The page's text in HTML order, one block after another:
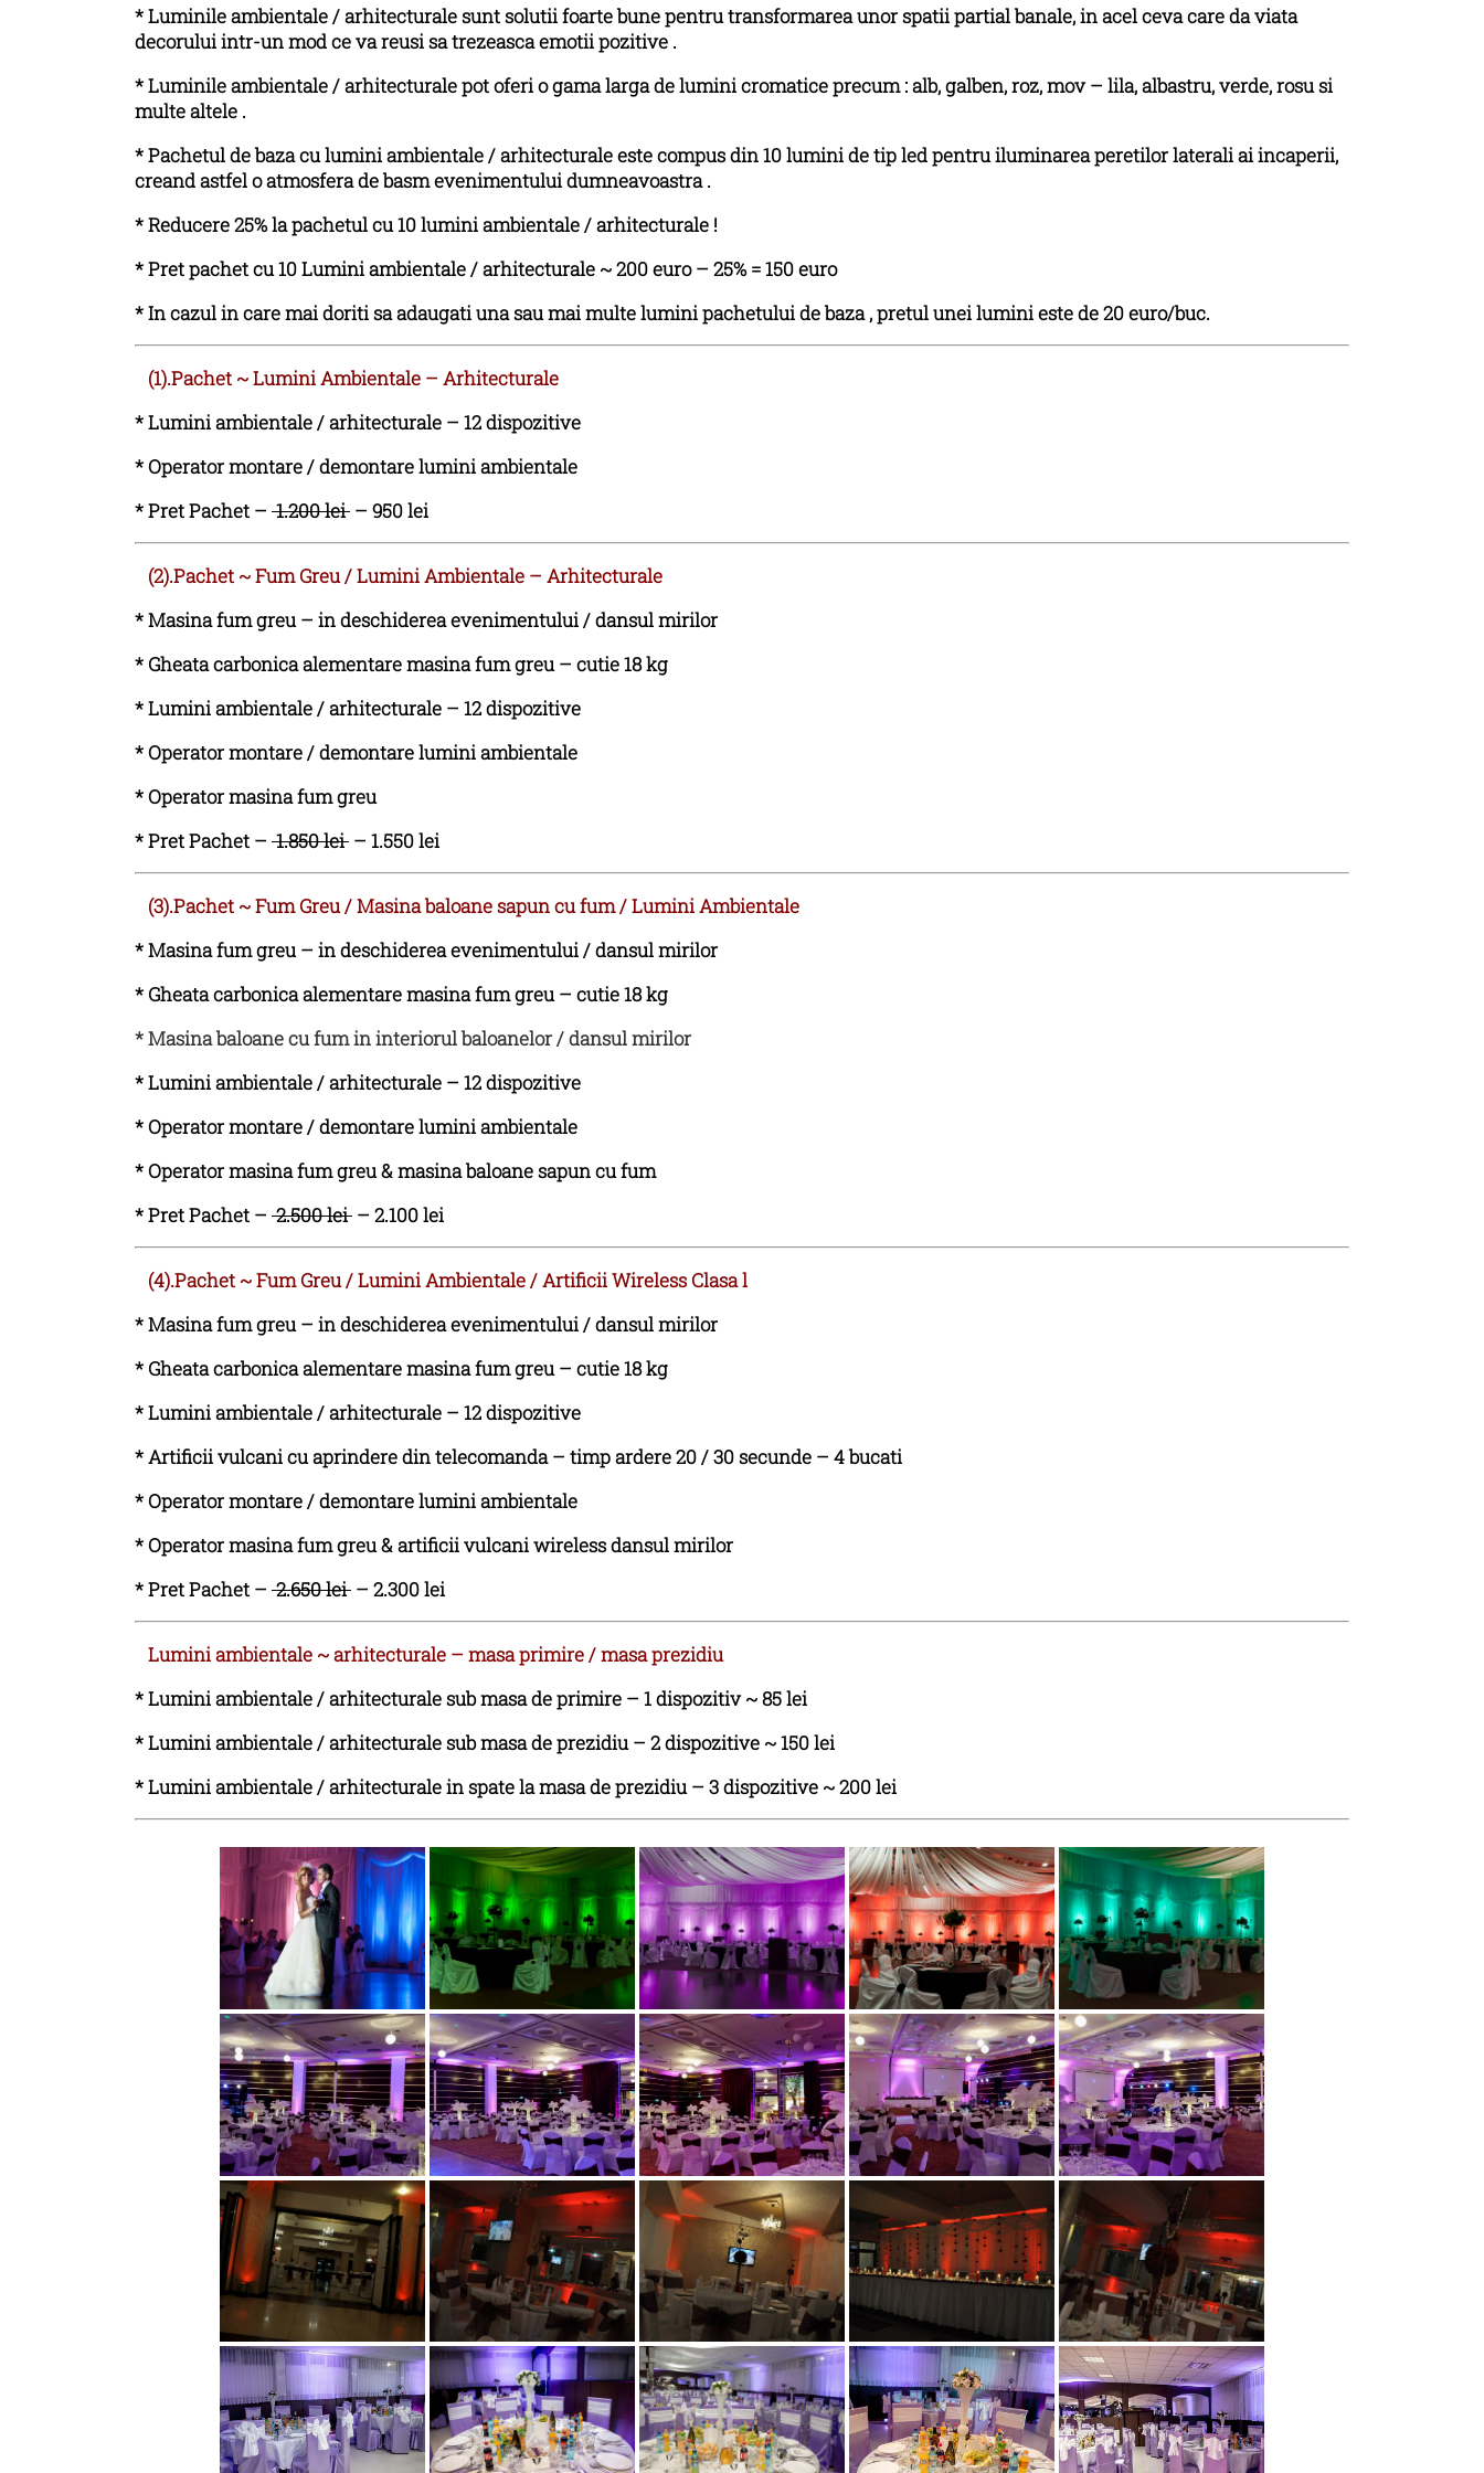
* Luminile ambientale / arhitecturale sunt solutii foarte bune pentru transformarea unor spatii partial banale, in acel ceva care da viata
decorului intr-un mod ce va reusi sa trezeasca emotii pozitive .
* Luminile ambientale / arhitecturale pot oferi o gama larga de lumini cromatice precum : alb, galben, roz, mov – lila, albastru, verde, rosu si
multe altele .
* Pachetul de baza cu lumini ambientale / arhitecturale este compus din 10 lumini de tip led pentru iluminarea peretilor laterali ai incaperii,
creand astfel o atmosfera de basm evenimentului dumneavoastra .
* Reducere 25% la pachetul cu 10 lumini ambientale / arhitecturale !
* Pret pachet cu 10 Lumini ambientale / arhitecturale ~ 200 euro – 25% = 150 euro
* In cazul in care mai doriti sa adaugati una sau mai multe lumini pachetului de baza , pretul unei lumini este de 20 euro/buc.
(1).Pachet ~ Lumini Ambientale – Arhitecturale
*Lumini ambientale / arhitecturale – 12 dispozitive
*Operator montare / demontare lumini ambientale
* Pret Pachet – 1.200 lei – 950 lei
(2).Pachet ~ Fum Greu / Lumini Ambientale – Arhitecturale
*Masina fum greu – in deschiderea evenimentului / dansul mirilor
*Gheata carbonica alementare masina fum greu – cutie 18 kg
*Lumini ambientale / arhitecturale – 12 dispozitive
*Operator montare / demontare lumini ambientale
*Operator masina fum greu
* Pret Pachet – 1.850 lei – 1.550 lei
(3).Pachet ~Fum Greu / Masina baloane sapun cu fum / Lumini Ambientale
*Masina fum greu – in deschiderea evenimentului / dansul mirilor
*Gheata carbonica alementare masina fum greu – cutie 18 kg
* Masina baloane cu fum in interiorul baloanelor / dansul mirilor
*Lumini ambientale / arhitecturale – 12 dispozitive
*Operator montare / demontare lumini ambientale
*Operator masina fum greu & masina baloane sapun cu fum
* Pret Pachet – 2.500 lei – 2.100 lei
(4).Pachet ~Fum Greu / Lumini Ambientale / Artificii Wireless Clasa l
*Masina fum greu – in deschiderea evenimentului / dansul mirilor
*Gheata carbonica alementare masina fum greu – cutie 18 kg
*Lumini ambientale / arhitecturale – 12 dispozitive
* Artificii vulcani cu aprindere din telecomanda – timp ardere 20 / 30 secunde – 4 bucati
*Operator montare / demontare lumini ambientale
*Operator masina fum greu & artificii vulcani wireless dansul mirilor
* Pret Pachet – 2.650 lei – 2.300 lei
Lumini ambientale ~ arhitecturale – masa primire / masa prezidiu
* Lumini ambientale / arhitecturale sub masa de primire – 1 dispozitiv ~ 85 lei
* Lumini ambientale / arhitecturale sub masa de prezidiu – 2 dispozitive ~ 150 lei
* Lumini ambientale / arhitecturale in spate la masa de prezidiu – 3 dispozitive ~ 200 lei